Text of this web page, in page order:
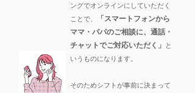
ングでオンラインにしていただく
ことで、
「スマートフォンから
ママ ・パパのご相談に、 通話・
チャットでご対応いただく」 と
いうものになります。
そのためシフトが事前に決まって